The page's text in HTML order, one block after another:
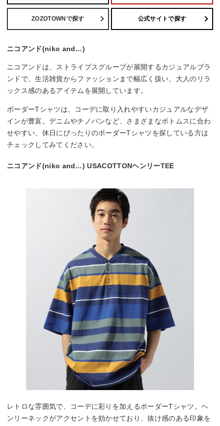
ZOZOTOWNで探す 公式サイトで探す
ニコアンド(niko and…)
ニコアンドは、ストライプスグループが展開するカジュアルブラ
ンドで、生活雑貨からファッションまで幅広く扱い、大人のリラ
ックス感のあるアイテムを展開しています。
ボーダーTシャツは、コーデに取り入れやすいカジュアルなデザ
インが豊富。デニムやチノパンなど、さまざまなボトムスに合わ
せやすい、休日にぴったりのボーダーTシャツを探している方は
チェックしてみてください。
ニコアンド(niko and…) USACOTTONヘンリーTEE
レトロな雰囲気で、コーデに彩りを加えるボーダーTシャツ。ヘ
ンリーネックがアクセントを効かせており、抜け感のある印象を